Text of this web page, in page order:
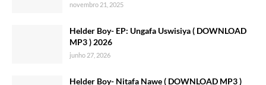
novembro 21, 2025
Helder Boy- EP: Ungafa Uswisiya ( DOWNLOAD
MP3 ) 2026
junho 27, 2026
Helder Boy- Nitafa Nawe ( DOWNLOAD MP3 )